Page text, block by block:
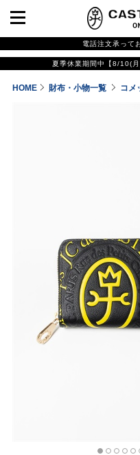
電話注文承って
夏季休業期間中【8/10(
HOME 財布・小物一覧 コメ